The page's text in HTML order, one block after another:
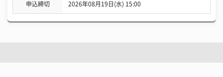
申込締切 2026年08月19日(水) 15:00